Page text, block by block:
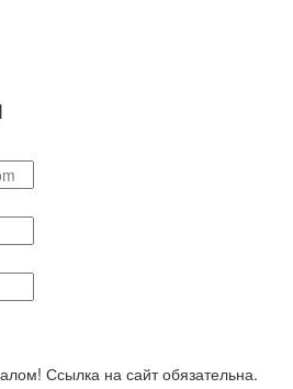
Ссылка на сайт обязательна.